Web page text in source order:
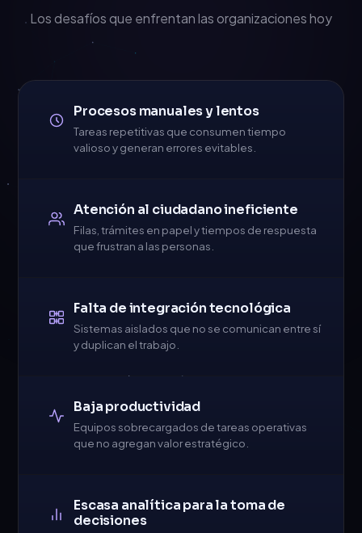
Los desafíos que enfrentan las organizaciones hoy
Procesos manuales y lentos
Tareas repetitivas que consumen tiempo
valioso y generan errores evitables.
Atención al ciudadano ineficiente
Filas, trámites en papel y tiempos de respuesta
que frustran a las personas.
Falta de integración tecnológica
Sistemas aislados que no se comunican entre sí
y duplican el trabajo.
Baja productividad
Equipos sobrecargados de tareas operativas
que no agregan valor estratégico.
Escasa analítica para la toma de
decisiones